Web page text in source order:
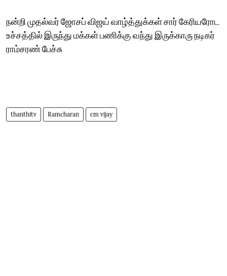
நன்றி முதல்வர் ஜோசப் விஜய் வாழ்த்துக்கள் சார் கேரியரோட
உச்சத்தில் இருந்து மக்கள் பணிக்கு வந்து இருக்காரு நடிகர்
ராம்சரண் பேச்சு
thanthitv Ramcharan cm vijay